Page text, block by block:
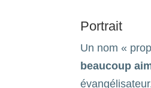
Portrait
Un nom «
beaucoup